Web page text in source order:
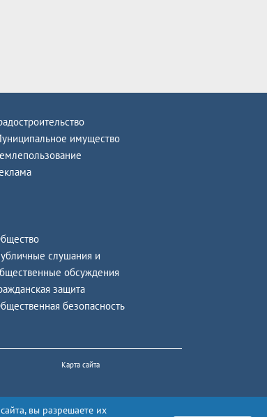
имущество
слушания и
обсуждения
защита
безопасность
Карта сайта
вы разрешаете их